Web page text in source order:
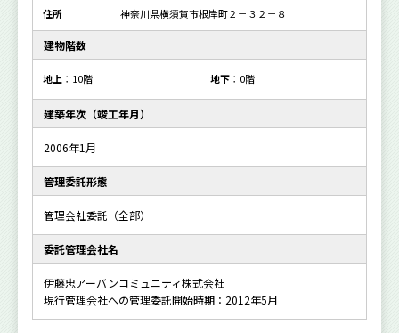
住所 神奈川県横須賀市根岸町２－３２－８
建物階数
地上 ：10階 地下：0階
建築年次（竣工年月）
2006年1月
管理委託形態
管理会社委託（全部）
委託管理会社名
伊藤忠アーバンコミュニティ株式会社
現行管理会社への管理委託開始時期：2012年5月